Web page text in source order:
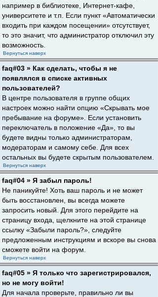
например в библиотеке, Интернет-кафе,
университете и т.п. Если пункт «Автоматически
входить при каждом посещении» отсутствует,
то это значит, что администратор отключил эту
возможность.
Вернуться наверх
faq#03 » Как сделать, чтобы я не
появлялся в списке активных
пользователей?
В центре пользователя в группе общих
настроек можно найти опцию «Скрывать мое
пребывание на форуме». Если установить
переключатель в положение «Да», то вы
будете видны только администраторам,
модераторам и самому себе. Для всех
остальных вы будете скрытым пользователем.
Вернуться наверх
faq#04 » Я забыл пароль!
Не паникуйте! Хоть ваш пароль и не может
быть восстановлен, вы всегда можете
запросить новый. Для этого перейдите на
страницу входа, щелкните на этой странице
ссылку «Забыли пароль?», следуйте
предложенным инструкциям и вскоре вы снова
сможете войти на форум.
Вернуться наверх
faq#05 » Я только что зарегистрировался,
но не могу войти!
Для начала проверьте, правильно ли вы